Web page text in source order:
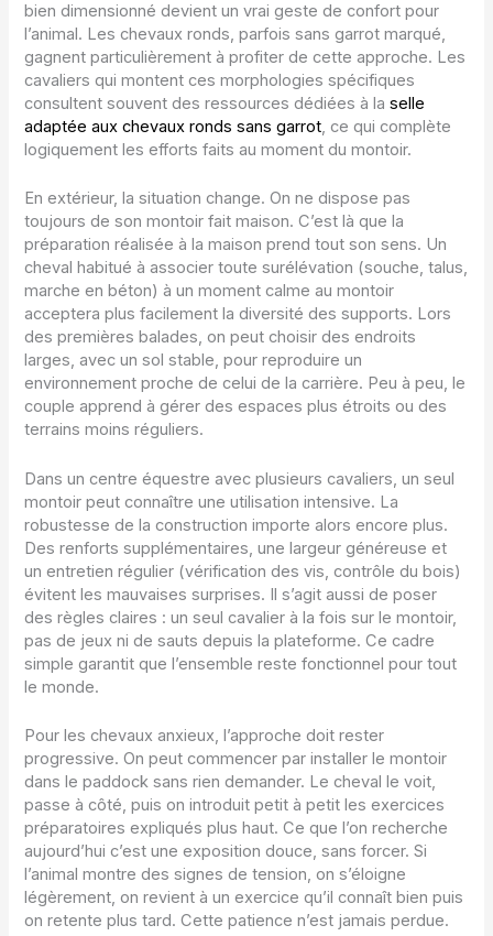
bien dimensionné devient un vrai geste de confort pour
l’animal. Les chevaux ronds, parfois sans garrot marqué,
gagnent particulièrement à profiter de cette approche. Les
cavaliers qui montent ces morphologies spécifiques
consultent souvent des ressources dédiées à laselle
adaptée aux chevaux ronds sans garrot, ce qui complète
logiquement les efforts faits au moment du montoir.
En extérieur, la situation change. On ne dispose pas
toujours de son montoir fait maison. C’est là que la
préparation réalisée à la maison prend tout son sens. Un
cheval habitué à associer toute surélévation (souche, talus,
marche en béton) à un moment calme au montoir
acceptera plus facilement la diversité des supports. Lors
des premières balades, on peut choisir des endroits
larges, avec un sol stable, pour reproduire un
environnement proche de celui de la carrière. Peu à peu, le
couple apprend à gérer des espaces plus étroits ou des
terrains moins réguliers.
Dans un centre équestre avec plusieurs cavaliers, un seul
montoir peut connaître une utilisation intensive. La
robustesse de la construction importe alors encore plus.
Des renforts supplémentaires, une largeur généreuse et
un entretien régulier (vérification des vis, contrôle du bois)
évitent les mauvaises surprises. Il s’agit aussi de poser
des règles claires : un seul cavalier à la fois sur le montoir,
pas de jeux ni de sauts depuis la plateforme. Ce cadre
simple garantit que l’ensemble reste fonctionnel pour tout
le monde.
Pour les chevaux anxieux, l’approche doit rester
progressive. On peut commencer par installer le montoir
dans le paddock sans rien demander. Le cheval le voit,
passe à côté, puis on introduit petit à petit les exercices
préparatoires expliqués plus haut. Ce que l’on recherche
aujourd’hui c’est une exposition douce, sans forcer. Si
l’animal montre des signes de tension, on s’éloigne
légèrement, on revient à un exercice qu’il connaît bien puis
on retente plus tard. Cette patience n’est jamais perdue.